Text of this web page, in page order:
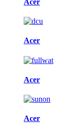
Acer
Acer
Acer